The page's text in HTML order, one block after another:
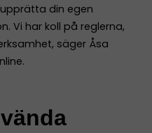
din egen
Vi har koll på reglerna,
säger Åsa